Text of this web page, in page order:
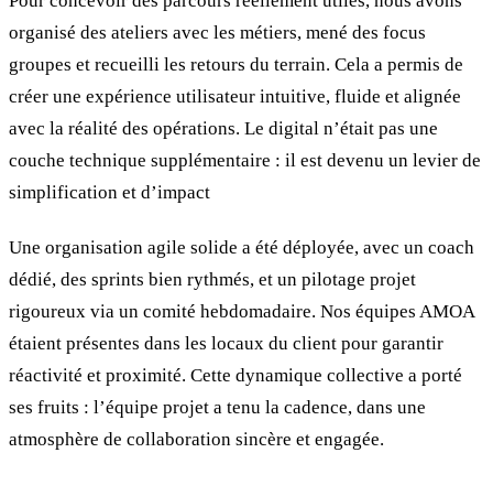
organisé des ateliers avec les métiers, mené des focus
groupes et recueilli les retours du terrain. Cela a permis de
créer une expérience utilisateur intuitive, fluide et alignée
avec la réalité des opérations. Le digital n’était pas une
couche technique supplémentaire : il est devenu un levier de
simplification et d’impact
Une organisation agile solide a été déployée, avec un coach
dédié, des sprints bien rythmés, et un pilotage projet
rigoureux via un comité hebdomadaire. Nos équipes AMOA
étaient présentes dans les locaux du client pour garantir
réactivité et proximité. Cette dynamique collective a porté
ses fruits : l’équipe projet a tenu la cadence, dans une
atmosphère de collaboration sincère et engagée.